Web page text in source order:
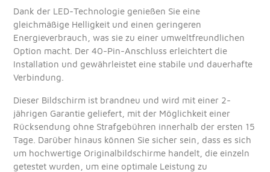
Dank der LED-Technologie genießen Sie eine
gleichmäßige Helligkeit und einen geringeren
Energieverbrauch, was sie zu einer umweltfreundlichen
Option macht. Der 40-Pin-Anschluss erleichtert die
Installation und gewährleistet eine stabile und dauerhafte
Verbindung.
Dieser Bildschirm ist brandneu und wird mit einer 2-
jährigen Garantie geliefert, mit der Möglichkeit einer
Rücksendung ohne Strafgebühren innerhalb der ersten 15
Tage. Darüber hinaus können Sie sicher sein, dass es sich
um hochwertige Originalbildschirme handelt, die einzeln
getestet wurden, um eine optimale Leistung zu